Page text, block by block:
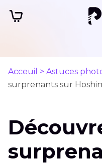
Acceuil > Astuces
surprenants sur